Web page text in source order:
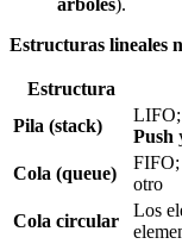
árboles).
Estructuras lineales
Estructura
Pila (stack)
LIFO;
Push
Cola (queue)
FIFO;
otro
Cola circular
Los